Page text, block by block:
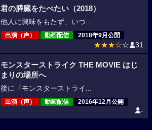
君の膵臓をたべたい（2018）
他人に興味をもたず、いつ...
出演（声） 動画配信 2018年9月公開
★★★☆☆ 31
モンスターストライク THE MOVIE はじ
まりの場所へ
後に『モンスターストライ...
出演（声） 動画配信 2016年12月公開
-